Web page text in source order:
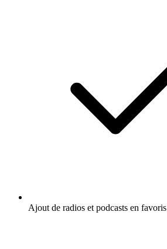
Ajout de radios et podcasts en favoris